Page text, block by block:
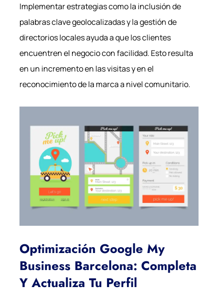
Implementar estrategias como la inclusión de
palabras clave geolocalizadas y la gestión de
directorios locales ayuda a que los clientes
encuentren el negocio con facilidad. Esto resulta
en un incremento en las visitas y en el
reconocimiento de la marca a nivel comunitario.
Optimización Google My
Business Barcelona: Completa
Y Actualiza Tu Perfil